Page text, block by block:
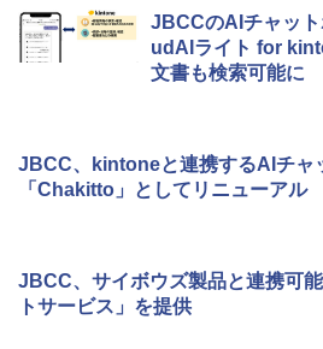
JBCCのAIチャッ
udAIライト for
文書も検索可能に
JBCC、kintoneと連携するAIチャ
「Chakitto」としてリニューアル
JBCC、サイボウズ製品と連携可
トサービス」を提供